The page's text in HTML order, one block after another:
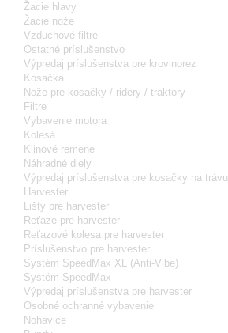
Žacie hlavy
Žacie nože
Vzduchové filtre
Ostatné príslušenstvo
Výpredaj príslušenstva pre krovinorez
Kosačka
Nože pre kosačky / ridery / traktory
Filtre
Vybavenie motora
Kolesá
Klinové remene
Náhradné diely
Výpredaj príslušenstva pre kosačky na trávu
Harvester
Lišty pre harvester
Reťaze pre harvester
Reťazové kolesa pre harvester
Príslušenstvo pre harvester
Systém SpeedMax XL (Anti-Vibe)
Systém SpeedMax
Výpredaj príslušenstva pre harvester
Osobné ochranné vybavenie
Nohavice